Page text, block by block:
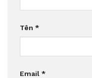
Tên *
Email *